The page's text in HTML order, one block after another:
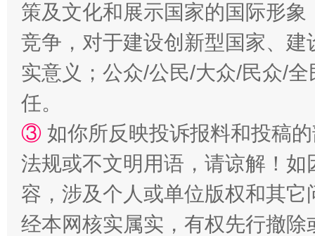
扯下公款旅游的“隐身衣” 如何以
“蜀中异人”王建安的艺术幻境
策及文化和展示国家的国际形
竞争，对于建设创新型国家、
实意义；公众/公民/大众/民众/
任。
③ 如你所反映投诉报料和投稿
法规或不文明用语，请谅解！
容，涉及个人或单位版权和其它
经本网核实属实，有权先行撤